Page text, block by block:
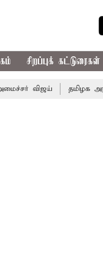
சிறப்புக் கட்டுரைகள்
தமிழக